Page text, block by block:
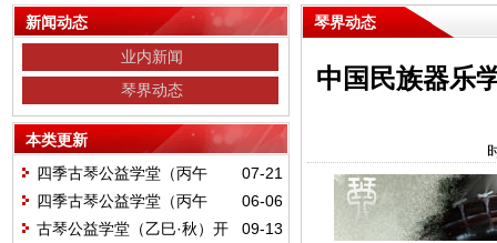
琴界动态
中国民族器乐
新闻动态
业内新闻
琴界动态
本类更新
07-21
四季古琴公益学堂（丙午
夏）结业雅集
06-06
四季古琴公益学堂（丙午
夏）如期开学
09-13
古琴公益学堂（乙巳·秋）开